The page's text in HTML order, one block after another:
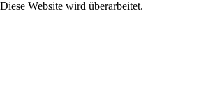
Diese Website wird überarbeitet.